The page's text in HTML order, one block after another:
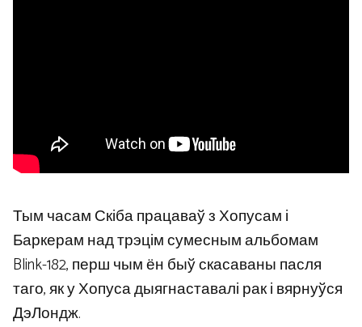
Тым часам Скіба працаваў з Хопусам і
Баркерам над трэцім сумесным альбомам
Blink-182, перш чым ён быў скасаваны пасля
таго, як у Хопуса дыягнаставалі рак і вярнуўся
ДэЛондж.